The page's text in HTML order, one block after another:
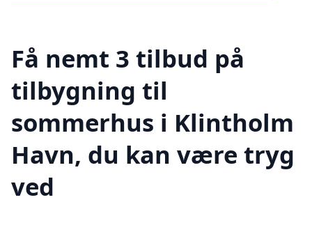
Få nemt 3 tilbud på
tilbygning til
sommerhus i Klintholm
Havn, du kan være tryg
ved